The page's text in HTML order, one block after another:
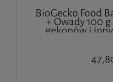
BioGecko Food
+ Owady 100
gekonów i